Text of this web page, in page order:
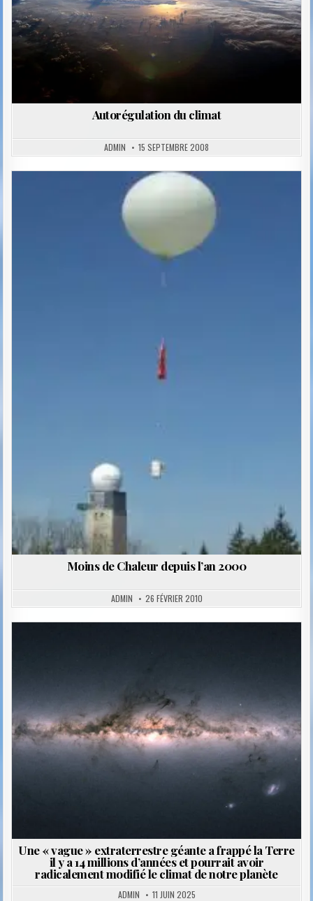
Autorégulation du climat
ADMIN 15 SEPTEMBRE 2008
Moins de Chaleur depuis l’an 2000
ADMIN 26 FÉVRIER 2010
Une « vague » extraterrestre géante a frappé la Terre
il y a 14 millions d’années et pourrait avoir
radicalement modifié le climat de notre planète
ADMIN 11 JUIN 2025